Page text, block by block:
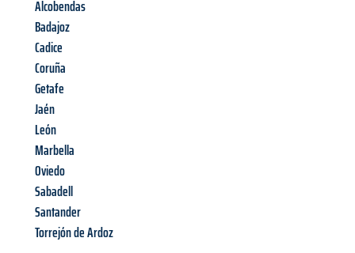
Alcobendas
Badajoz
Cadice
Coruña
Getafe
Jaén
León
Marbella
Oviedo
Sabadell
Santander
Torrejón de Ardoz